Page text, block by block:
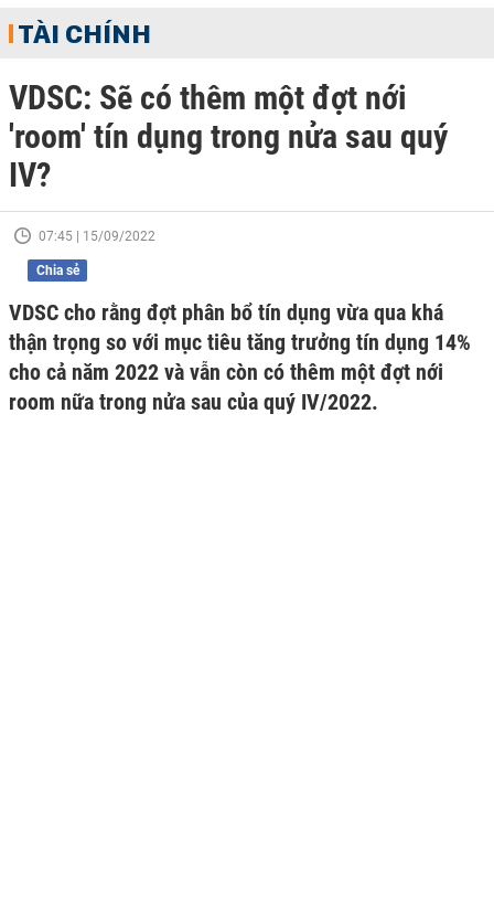
TÀI CHÍNH
VDSC: Sẽ có thêm một đợt nới
'room' tín dụng trong nửa sau quý
IV?
07:45 | 15/09/2022
Chia sẻ
VDSC cho rằng đợt phân bổ tín dụng vừa qua khá
thận trọng so với mục tiêu tăng trưởng tín dụng 14%
cho cả năm 2022 và vẫn còn có thêm một đợt nới
room nữa trong nửa sau của quý IV/2022.